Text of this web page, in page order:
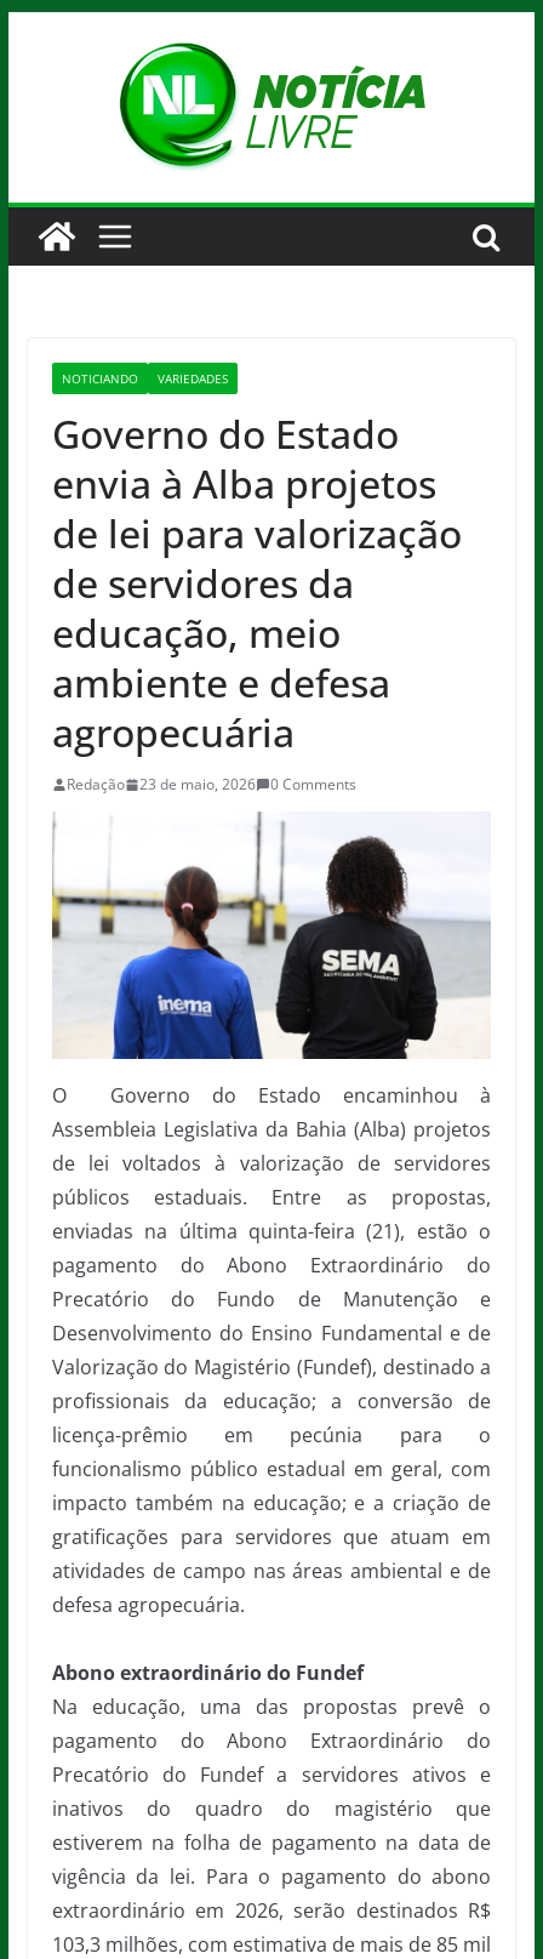
NOTICIANDO VARIEDADES
Governo do Estado
envia à Alba projetos
de lei para valorização
de servidores da
educação, meio
ambiente e defesa
agropecuária
Redação 23 de maio, 2026 0 Comments
O Governo do Estado encaminhou à
Assembleia Legislativa da Bahia (Alba) projetos
de lei voltados à valorização de servidores
públicos estaduais. Entre as propostas,
enviadas na última quinta-feira (21), estão o
pagamento do Abono Extraordinário do
Precatório do Fundo de Manutenção e
Desenvolvimento do Ensino Fundamental e de
Valorização do Magistério (Fundef), destinado a
profissionais da educação; a conversão de
licença-prêmio em pecúnia para o
funcionalismo público estadual em geral, com
impacto também na educação; e a criação de
gratificações para servidores que atuam em
atividades de campo nas áreas ambiental e de
defesa agropecuária.
Abono extraordinário do Fundef
Na educação, uma das propostas prevê o
pagamento do Abono Extraordinário do
Precatório do Fundef a servidores ativos e
inativos do quadro do magistério que
estiverem na folha de pagamento na data de
vigência da lei. Para o pagamento do abono
extraordinário em 2026, serão destinados R$
103,3 milhões, com estimativa de mais de 85 mil